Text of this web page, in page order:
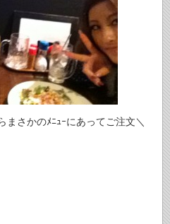
さかのﾒﾆｭｰにあってご注文＼